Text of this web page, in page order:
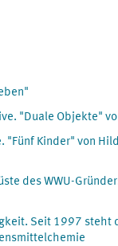
"Duale Objekte"
"Fünf Kinder" von
des WWU-
Seit 1997 steht